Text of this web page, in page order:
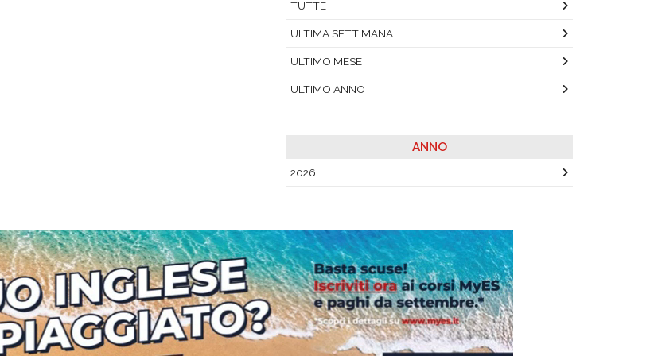
TUTTE
ULTIMA SETTIMANA
ULTIMO MESE
ULTIMO ANNO
ANNO
2026